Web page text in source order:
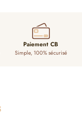
Paiement CB
Simple, 100% sécurisé